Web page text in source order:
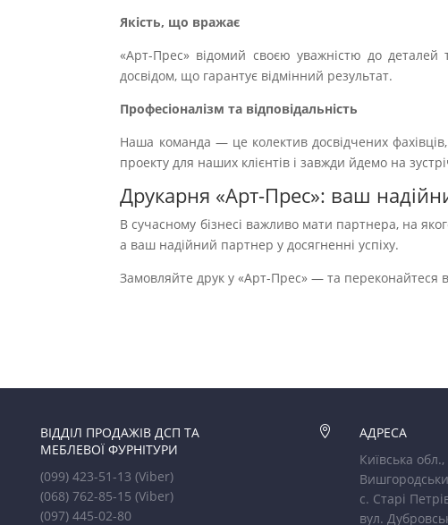
Якість, що вражає
«Арт-Прес» відомий своєю уважністю до
досвідом, що гарантує відмінний результат.
Професіоналізм та відповідальність
Наша команда — це колектив досвідчених
проекту для наших клієнтів і завжди йдемо на
Друкарня «Арт-Прес»: ваш
В сучасному бізнесі важливо мати партнера, на
а ваш надійний партнер у досягненні успіху.
Замовляйте друк у «Арт-Прес» — та переконайтеся в
ВІДДІЛ ПРОДАЖІВ ДСП ТА
МЕБЛЕВОЇ ФУРНІТУРИ
(099) 423-51-13(Viber)
(068) 762-85-15(Viber)
(097) 445-02-80

АДРЕСА
Київська обл.,
с. Старі
вул.